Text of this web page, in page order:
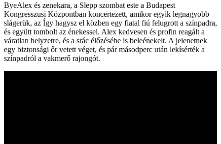
ByeAlex és zenekara, a Slepp szombat este a Budapest
Kongresszusi Központban koncertezett, amikor egyik legnagyobb
slágerük, az Így hagysz el közben egy fiatal fiú felugrott a színpadra,
és együtt tombolt az énekessel. Alex kedvesen és profin reagált a
váratlan helyzetre, és a srác élőzésébe is beleénekelt. A jelenetnek
egy biztonsági őr vetett véget, és pár másodperc után lekísérték a
színpadról a vakmerő rajongót.